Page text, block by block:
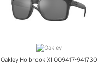
Oakley Holbrook Xl OO9417-941730